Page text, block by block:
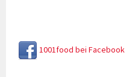
1001food bei Facebook